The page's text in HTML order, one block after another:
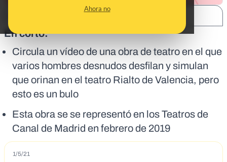
Ahora no
En corto:
Circula un vídeo de una obra de teatro en el que
varios hombres desnudos desfilan y simulan
que orinan en el teatro Rialto de Valencia, pero
esto es un bulo
Esta obra se se representó en los Teatros de
Canal de Madrid en febrero de 2019
1/5/21